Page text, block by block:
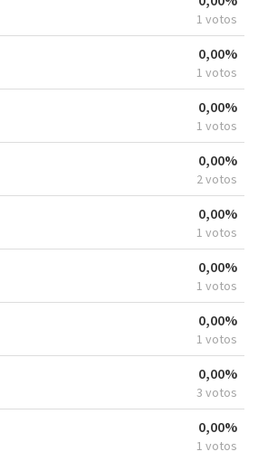
1 votos
0,00%
1 votos
0,00%
1 votos
0,00%
2 votos
0,00%
1 votos
0,00%
1 votos
0,00%
1 votos
0,00%
3 votos
0,00%
1 votos